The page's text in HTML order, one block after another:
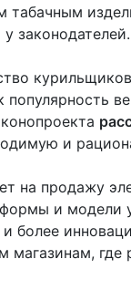
табачным
законодателей.
и
на продажу
и модели
более
магазинам, где